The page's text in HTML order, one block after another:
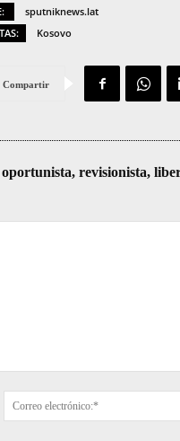
sputniknews.lat
Kosovo
Compartir
revisionista,